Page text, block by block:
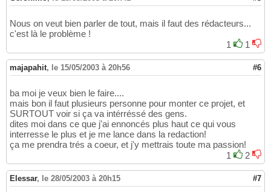
Nous on veut bien parler de tout, mais il faut des rédacteurs...
c'est là le problème !
1
1
majapahit, le 15/05/2003 à 20h56 #6
ba moi je veux bien le faire....
mais bon il faut plusieurs personne pour monter ce projet, et
SURTOUT voir si ça va intérréssé des gens.
dites moi dans ce que j'ai ennoncés plus haut ce qui vous
interresse le plus et je me lance dans la redaction!
ça me prendra trés a coeur, et j'y mettrais toute ma passion!
1
2
Elessar, le 28/05/2003 à 20h15 #7